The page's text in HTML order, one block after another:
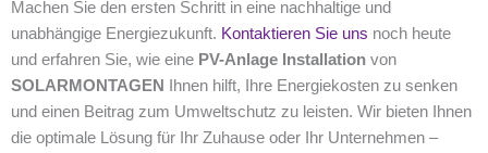
Machen Sie den ersten Schritt in eine nachhaltige und
unabhängige Energiezukunft. Kontaktieren Sie uns noch heute
und erfahren Sie, wie eine PV-Anlage Installation von
SOLARMONTAGEN
Ihnen hilft, Ihre Energiekosten zu senken
und einen Beitrag zum Umweltschutz zu leisten. Wir bieten Ihnen
die optimale Lösung für Ihr Zuhause oder Ihr Unternehmen –